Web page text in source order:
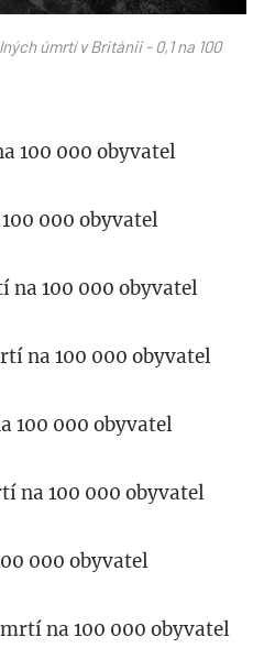
úmrtí v Británii - 0,1 na 100
100 000 obyvatel
000 obyvatel
na 100 000 obyvatel
na 100 000 obyvatel
100 000 obyvatel
na 100 000 obyvatel
000 obyvatel
na 100 000 obyvatel